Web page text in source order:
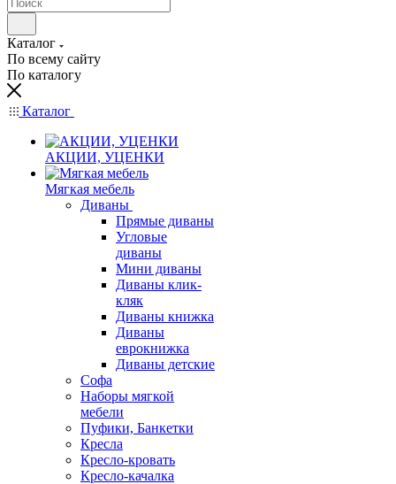
Каталог
По всему сайту
По каталогу
Каталог
АКЦИИ, УЦЕНКИ
Мягкая мебель
Диваны
Прямые диваны
Угловые
диваны
Мини диваны
Диваны клик-
кляк
Диваны книжка
Диваны
еврокнижка
Диваны детские
Софа
Наборы мягкой
мебели
Пуфики, Банкетки
Кресла
Кресло-кровать
Кресло-качалка